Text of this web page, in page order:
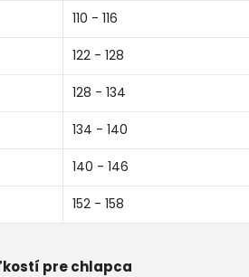
110 - 116
122 - 128
128 - 134
134 - 140
140 - 146
152 - 158
pre chlapca